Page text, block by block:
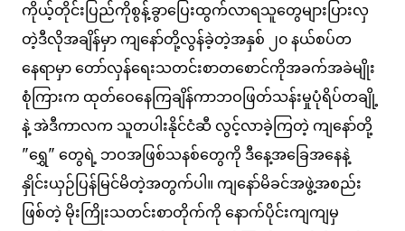
ကိုယ့်တိုင်းပြည်ကိုစွန့်ခွာပြေးထွက်လာရသူတွေများပြားလှ
တဲ့ဒီလိုအချိန်မှာ ကျနော်တို့လွန်ခဲ့တဲ့အနှစ် ၂၀ နယ်စပ်တ
နေရာမှာ တော်လှန်ရေးသတင်းစာတစောင်ကိုအခက်အခဲမျိုး
စုံကြားက ထုတ်ဝေနေကြချိန်ကာဘဝဖြတ်သန်းမှုပုံရိပ်တချို့
နဲ့ အဲဒီကာလက သူတပါးနိုင်ငံဆီ လွင့်လာခဲ့ကြတဲ့ ကျနော်တို့
"ရွှေ" တွေရဲ့ ဘဝအဖြစ်သနစ်တွေကို ဒီနေ့အခြေအနေနဲ့
နှိုင်းယှဉ်ပြန်မြင်မိတဲ့အတွက်ပါ။ ကျနော်မိခင်အဖွဲ့အစည်း
ဖြစ်တဲ့ မိုးကြိုးသတင်းစာတိုက်ကို နောက်ပိုင်းကျကျမှ